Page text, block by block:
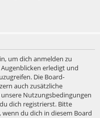
um dich anmelden zu
erledigt und
Die Board-
auch zusätzliche
Nutzungsbedingungen
dich registrierst. Bitte
du dich in diesem Board